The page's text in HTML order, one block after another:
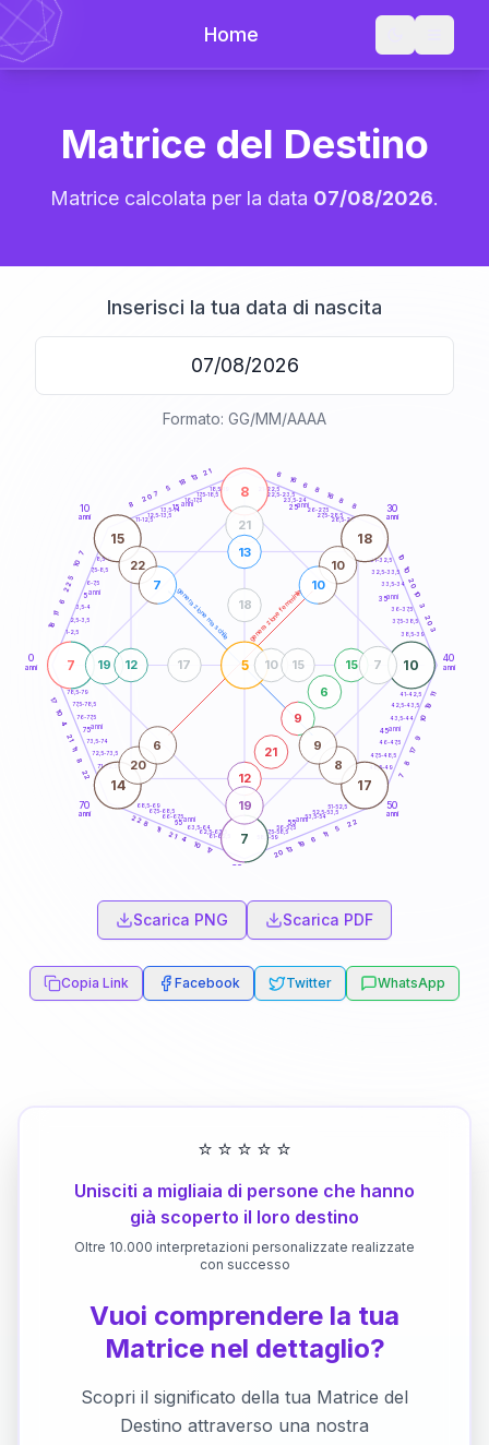
Home
Matrice del Destino
Matrice calcolata per la data 07/08/2026.
Inserisci la tua data di nascita
Formato: GG/MM/AAAA
generazione maschile generazione femminile
0
anni
10
anni
30
anni
40
anni
50
anni
60
70
anni
1-2,5
2,5-3,5
3,5-4
6-7,5
7,5-8,5
8,5-9
11-12,5
12,5-13,5
13,5-14
16-17,5
17,5-18,5
18,5-19
21-22,5
22,5-23,5
23,5-24
26-27,5
27,5-28,5
28,5-29
31-32,5
32,5-33,5
33,5-34
36-37,5
37,5-38,5
38,5-39
41-42,5
42,5-43,5
43,5-44
46-47,5
47,5-48,5
48,5-49
51-52,5
52,5-53,5
53,5-54
56-57,5
57,5-58,5
58,5-59
61-62,5
62,5-63,5
63,5-64
66-67,5
67,5-68,5
68,5-69
71-72,5
72,5-73,5
73,5-74
76-77,5
77,5-78,5
78,5-79
18
11
6
22
5
10
7
8
207
5
18 13
21 6
16
6
8
16 8
8
10
10
20
10
3
20
3
11
19
10
9
17
8
7
22
5
11
6
19
13
20
17
10
4
21
11
8
22
22
8
11
21
4
10
17
7
8
10
7
5
15 18
14 17
12
21
9
6
15
19
21
7
19
12
13
10 15
17
18
22
7
10
10
20
6
8
9
5anni
15 anni 25anni
35anni
45anni
55anni
65anni
75anni
Scarica PNG Scarica PDF
Copia Link Facebook Twitter WhatsApp
⭐ ⭐ ⭐ ⭐ ⭐
Unisciti a migliaia di persone che hanno
già scoperto il loro destino
Oltre 10.000 interpretazioni personalizzate realizzate
con successo
Vuoi comprendere la tua
Matrice nel dettaglio?
Scopri il significato della tua Matrice del
Destino attraverso una nostra